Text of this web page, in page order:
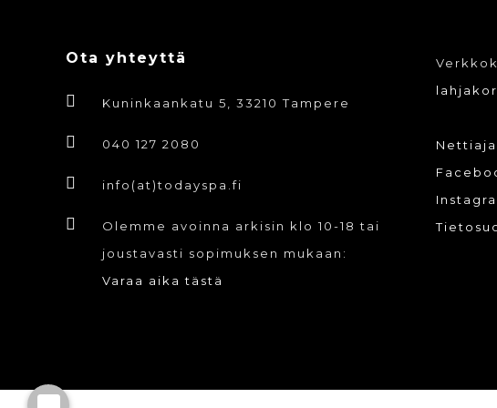
Ota yhteyttä
Kuninkaankatu 5, 33210 Tampere
040 127 2080
info(at)todayspa.fi
Olemme avoinna arkisin klo 10-18 tai
joustavasti sopimuksen mukaan:
Varaa aika tästä